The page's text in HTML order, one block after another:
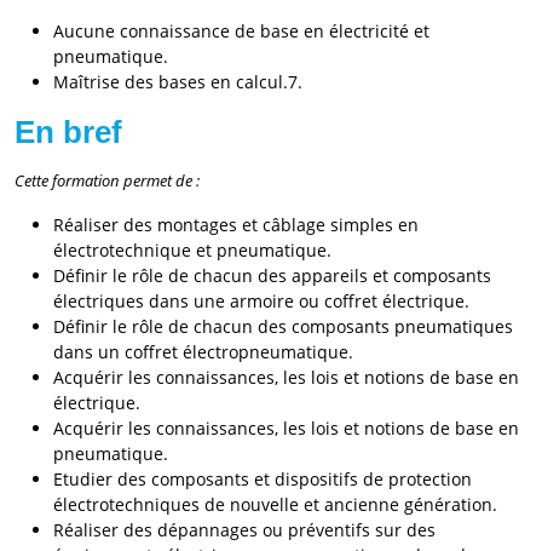
Aucune connaissance de base en électricité et
pneumatique.
Maîtrise des bases en calcul.7.
En bref
Cette formation permet de :
Réaliser des montages et câblage simples en
électrotechnique et pneumatique.
Définir le rôle de chacun des appareils et composants
électriques dans une armoire ou coffret électrique.
Définir le rôle de chacun des composants pneumatiques
dans un coffret électropneumatique.
Acquérir les connaissances, les lois et notions de base en
électrique.
Acquérir les connaissances, les lois et notions de base en
pneumatique.
Etudier des composants et dispositifs de protection
électrotechniques de nouvelle et ancienne génération.
Réaliser des dépannages ou préventifs sur des